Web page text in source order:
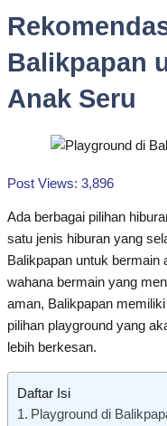
Balikpapan
Anak Seru
Post Views: 3,896
Ada berbagai pilihan
satu jenis hiburan yang
Balikpapan untuk bermain
wahana bermain yang
aman, Balikpapan
pilihan playground yang
lebih berkesan.
Daftar Isi
Playground di